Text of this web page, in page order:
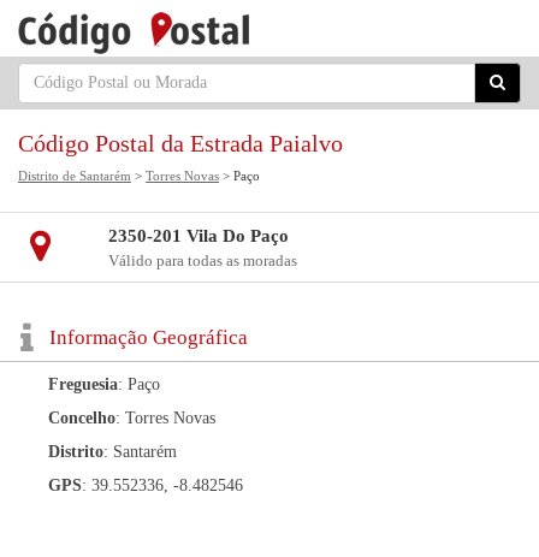
Código Postal da Estrada Paialvo
Distrito de Santarém > Torres Novas > Paço
2350-201 Vila Do Paço
Válido para todas as moradas
Informação Geográfica
Freguesia: Paço
Concelho: Torres Novas
Distrito: Santarém
GPS: 39.552336, -8.482546